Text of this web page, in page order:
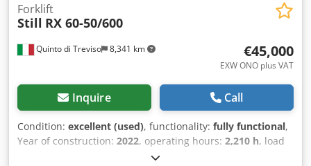
Quinto di Treviso 8,341 km
Forklift
Still RX 60-50/600
€45,000
EXW ONO plus VAT
Inquire Call
Condition: excellent (used), functionality: fully functional,
Year of construction: 2022, operating hours: 2,210 h, load
, lifting height: